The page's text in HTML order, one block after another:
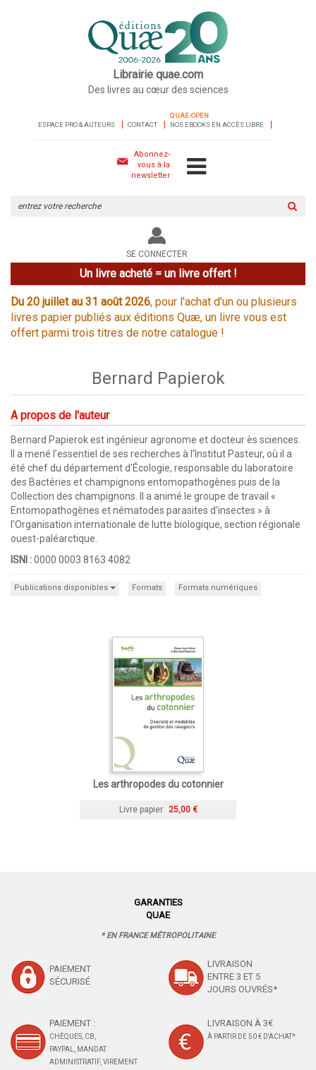
Librairie quae.com
Des livres au cœur des sciences
ESPACE PRO & AUTEURS CONTACT
QUAE-OPEN
NOS EBOOKS EN ACCÈS LIBRE
Abonnez-
vous à la
newsletter
le
site
SE CONNECTER
Un livre acheté = un livre offert !
Du 20 juillet au 31 août 2026, pour l'achat d'un ou plusieurs
livres papier publiés aux éditions Quæ, un livre vous est
offert parmi trois titres de notre catalogue !
Bernard Papierok
A propos de l'auteur
Bernard Papierok est ingénieur agronome et docteur ès sciences.
Il a mené l’essentiel de ses recherches à l’Institut Pasteur, où il a
été chef du département d’Écologie, responsable du laboratoire
des Bactéries et champignons entomopathogènes puis de la
Collection des champignons. Il a animé le groupe de travail «
Entomopathogènes et nématodes parasites d’insectes » à
l’Organisation internationale de lutte biologique, section régionale
ouest-paléarctique.
ISNI :0000 0003 8163 4082
Publications disponibles Formats Formats numériques
Les arthropodes du cotonnier
Livre papier 25,00 €
GARANTIES
QUAE
* EN FRANCE MÉTROPOLITAINE
PAIEMENT
SÉCURISÉ
LIVRAISON
ENTRE 3 ET 5
JOURS OUVRÉS*
PAIEMENT :
CHÈQUES, CB,
PAYPAL, MANDAT
ADMINISTRATIF, VIREMENT
LIVRAISON À 3€
À PARTIR DE 50 € D'ACHAT*